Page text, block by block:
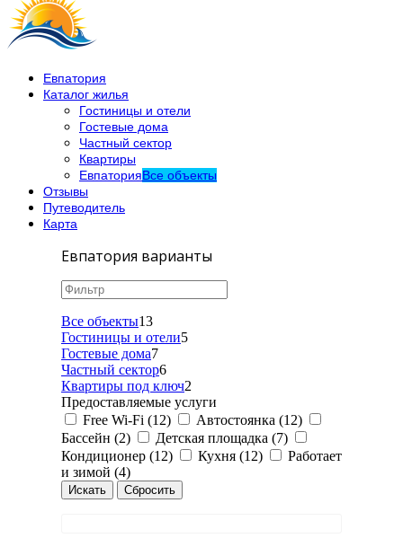
Евпатория
Каталог жилья
Гостиницы и отели
Гостевые дома
Частный сектор
Квартиры
ЕвпаторияВсе объекты
Отзывы
Путеводитель
Карта
Евпатория варианты
Все объекты13
Гостиницы и отели5
Гостевые дома7
Частный сектор6
Квартиры под ключ2
Предоставляемые услуги
Free Wi-Fi (12)
Автостоянка (12)
Бассейн (2)
Детская площадка (7)
Кондиционер (12)
Кухня (12)
Работает
и зимой (4)